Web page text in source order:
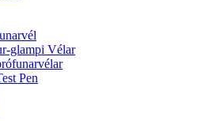
glampi Vélar
Pen